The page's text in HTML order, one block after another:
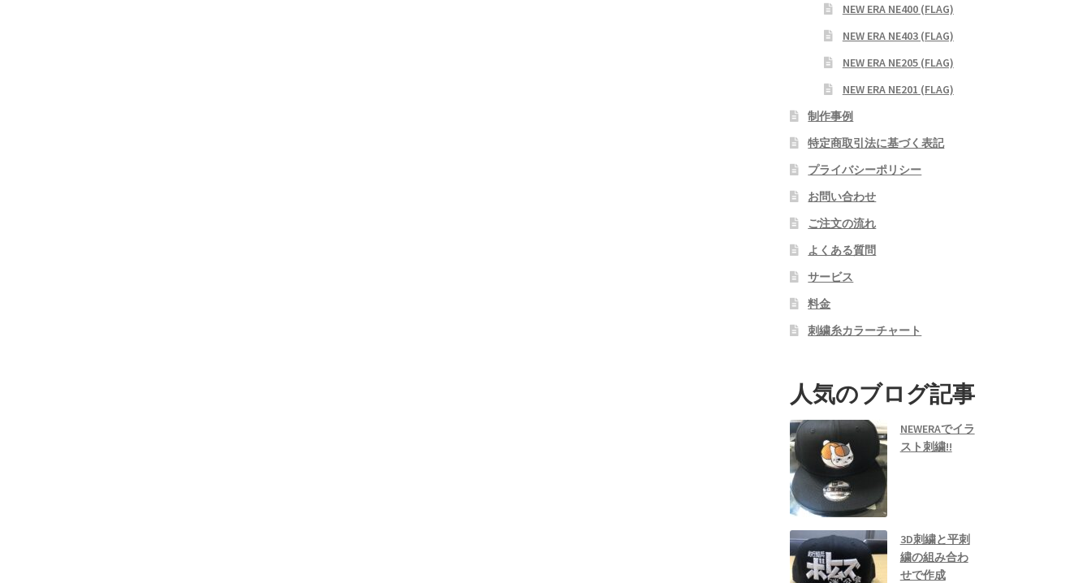
NEW ERA NE400 (FLAG)
NEW ERA NE403 (FLAG)
NEW ERA NE205 (FLAG)
NEW ERA NE201 (FLAG)
制作事例
特定商取引法に基づく表記
プライバシーポリシー
お問い合わせ
ご注文の流れ
よくある質問
サービス
料金
刺繍糸カラーチャート
人気のブログ記事
NEWERAでイラ
スト刺繍!!
3D刺繍と平刺
繍の組み合わ
せで作成